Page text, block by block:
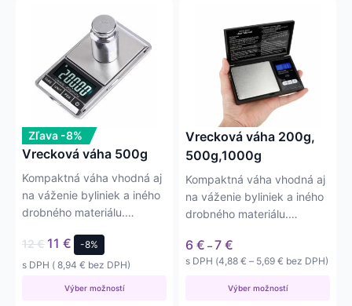
Zľava -8%
Vrecková váha 500g
Kompaktná váha vhodná aj
na váženie byliniek a iného
drobného materiálu.
Presnosť…
12€ 11 €
-8%
s DPH ( 8,94 € bez DPH)
Výber možností
viacero
variantov.
Možnosti
môžete
vybrať
stránke
produktu.
Vrecková váha 200g,
500g,1000g
Kompaktná váha vhodná aj
na váženie byliniek a iného
drobného materiálu.
6 € – 7 €
range:
through
s DPH (4,88 € – 5,69 € Price
4,88 €
bez DPH)
Výber možností
produkt
variantov.
Možnosti
môžete
vybrať
stránke
produktu.